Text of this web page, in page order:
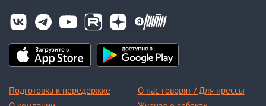
Подготовка к передержке
О нас говорят / Для прессы